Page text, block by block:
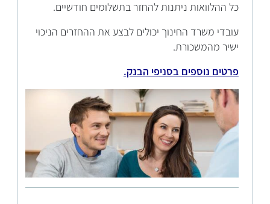
כל ההלוואות ניתנות להחזר בתשלומים חודשיים.
עובדי משרד החינוך יכולים לבצע את ההחזרים הניכוי
ישיר מהמשכורת.​
פרטים נוספים בסניפי הבנק.